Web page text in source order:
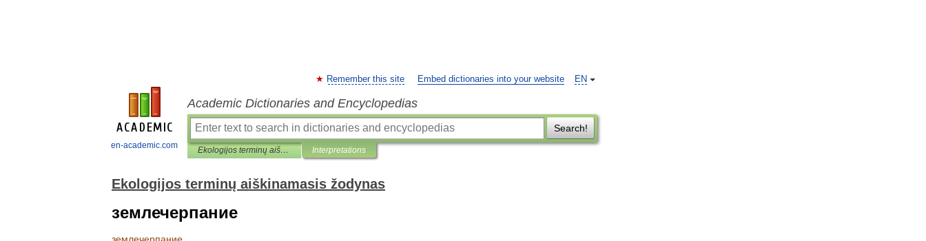
en-academic.com
EN
Remember this site Embed dictionaries into your website
Academic Dictionaries and Encyclopedias
Search!
Ekologijos terminų aiškinamasis žodynas Interpretations
Ekologijos terminų aiškinamasis žodynas
землечерпание